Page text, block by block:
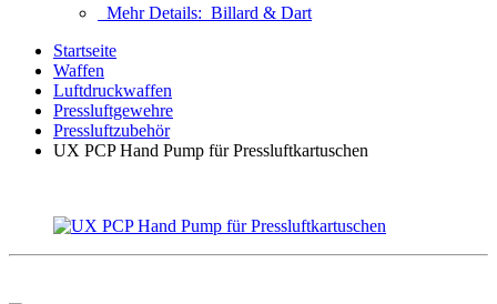
Mehr Details: Billard & Dart
Startseite
Waffen
Luftdruckwaffen
Pressluftgewehre
Pressluftzubehör
UX PCP Hand Pump für Pressluftkartuschen